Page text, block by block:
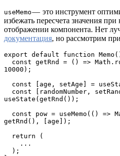
useMemo— это инструмент
избежать пересчета значения
отображении компонента. Нет
документация, но рассмотрим
export default function
10000);
useState(getRnd());
getRnd(), [age]);